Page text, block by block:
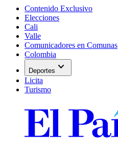
Contenido Exclusivo
Elecciones
Cali
Valle
Comunicadores en Comunas
Colombia
Deportes expand_more
Licita
Turismo